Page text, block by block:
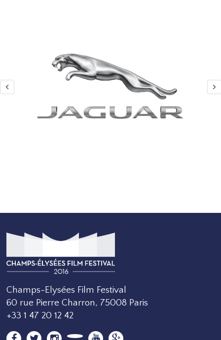
Champs-Elysées Film Festival
60 rue Pierre Charron, 75008 Paris
+33 1 47 20 12 42